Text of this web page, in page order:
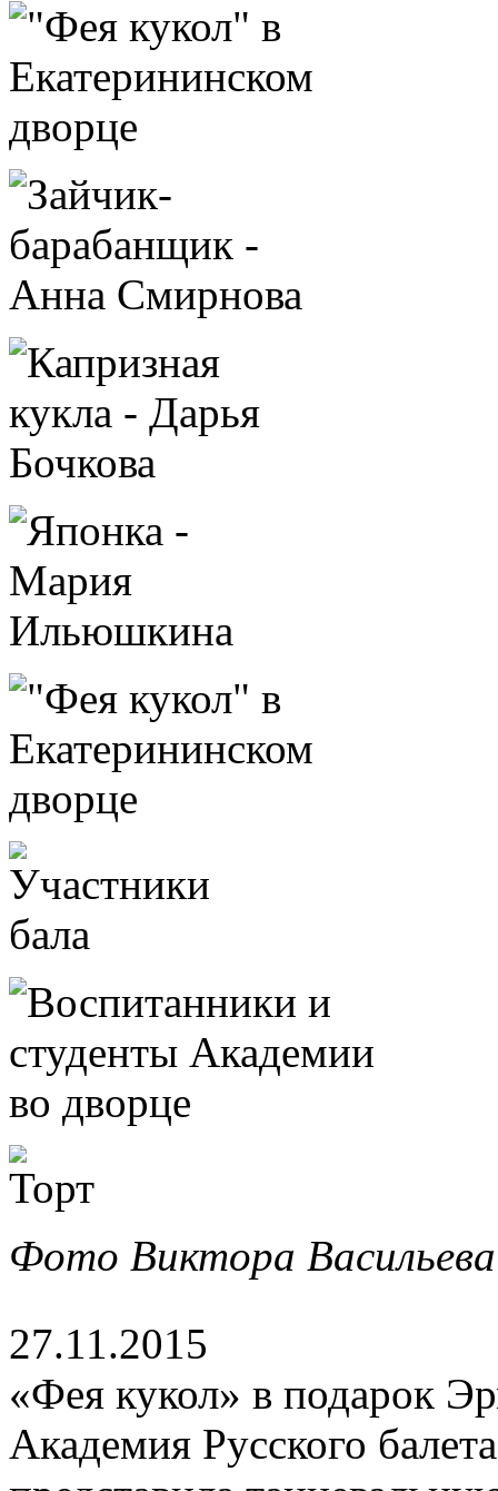
Фото Виктора
27.11.2015
«Фея кукол» в подарок
Академия Русского